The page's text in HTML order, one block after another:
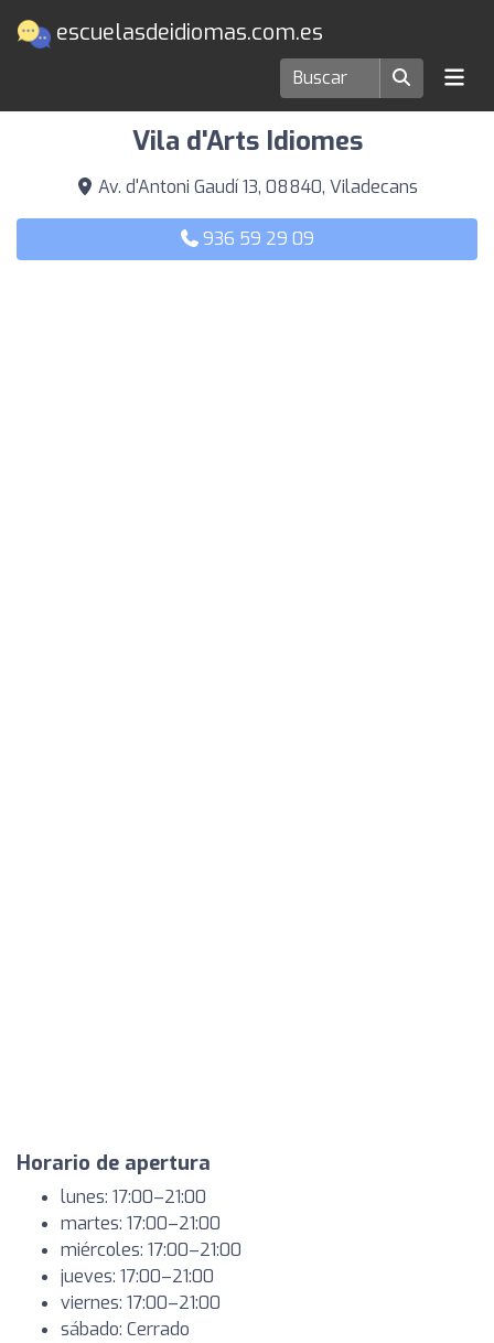
escuelasdeidiomas.com.es
Escuelas de idiomas en Viladecans
Vila d'Arts Idiomes
Av. d'Antoni Gaudí 13, 08840, Viladecans
936 59 29 09
Horario de apertura
lunes: 17:00–21:00
martes: 17:00–21:00
miércoles: 17:00–21:00
jueves: 17:00–21:00
viernes: 17:00–21:00
sábado: Cerrado